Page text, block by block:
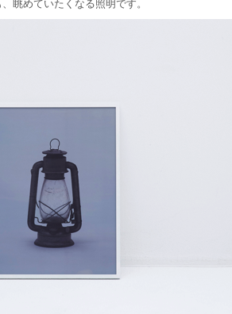
眺めていたくなる照明です。